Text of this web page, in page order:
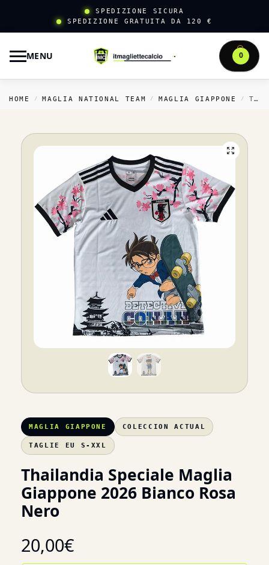
SPEDIZIONE SICURA
SPEDIZIONE GRATUITA DA 120 €
MENU 0
HOME / MAGLIA NATIONAL TEAM / MAGLIA GIAPPONE / THAILANDIA SPECIALE MAGLIA GIAPPONE 2026 BIANCO ROSA NERO
MAGLIA GIAPPONE COLECCION ACTUAL
TAGLIE EU S-XXL
Thailandia Speciale Maglia
Giappone 2026 Bianco Rosa
Nero
20,00€